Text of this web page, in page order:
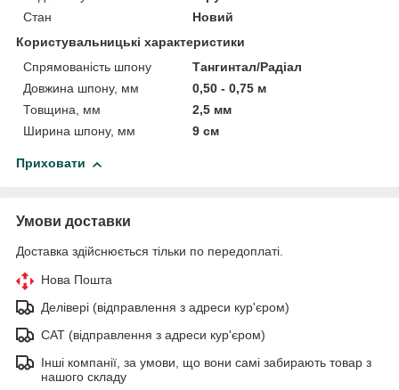
Стан
Новий
Користувальницькі характеристики
Спрямованість шпону
Тангинтал/Радіал
Довжина шпону, мм
0,50 - 0,75 м
Товщина, мм
2,5 мм
Ширина шпону, мм
9 см
Приховати
Умови доставки
Доставка здійснюється тільки по передоплаті.
Нова Пошта
Делівері (відправлення з адреси кур'єром)
САТ (відправлення з адреси кур'єром)
Інші компанії, за умови, що вони самі забирають товар з
нашого складу